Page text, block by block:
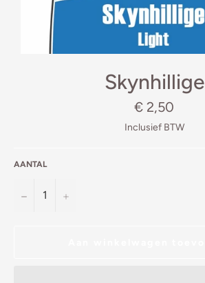
Skynhillige
Normale
prijs
€ 2,50
Inclusief BTW
AANTAL
− +